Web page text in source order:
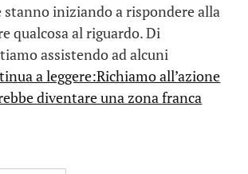
stanno iniziando a rispondere alla
qualcosa al riguardo. Di
assistendo ad alcuni
a leggere:Richiamo all’azione
diventare una zona franca